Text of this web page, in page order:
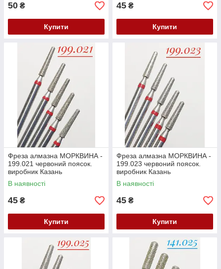
50 ₴
Купити
45 ₴
Купити
Фреза алмазна МОРКВИНА -
199.021 червоний поясок.
виробник Казань
(104.199.514.021) Залишок
В наявності
45 ₴
Купити
Фреза алмазна МОРКВИНА -
199.023 червоний поясок.
виробник Казань
(104.199.514.023) Залишок
В наявності
45 ₴
Купити